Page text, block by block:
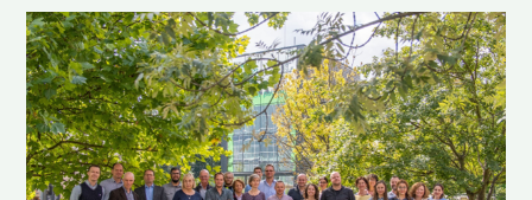
Projet
ReForest
:
Nouvelles
solutions
pour